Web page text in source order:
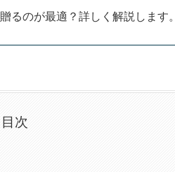
るのが最適？詳しく解説します。
目次